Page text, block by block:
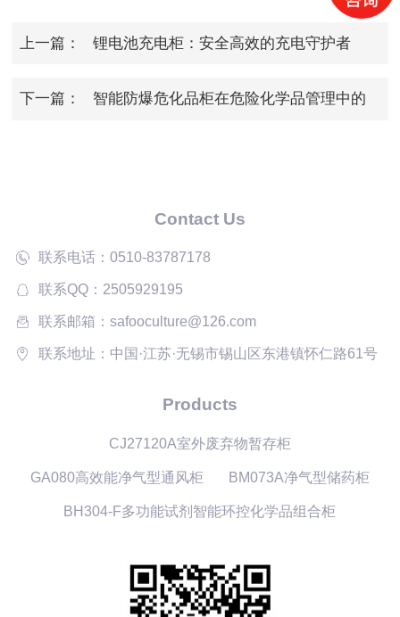
上一篇： 锂电池充电柜：安全高效的充电守护者
下一篇： 智能防爆危化品柜在危险化学品管理中的
Contact Us
联系电话：0510-83787178
联系QQ：2505929195
联系邮箱：safooculture@126.com
联系地址：中国·江苏·无锡市锡山区东港镇怀仁路61号
Products
CJ27120A室外废弃物暂存柜
GA080高效能净气型通风柜 BM073A净气型储药柜
BH304-F多功能试剂智能环控化学品组合柜